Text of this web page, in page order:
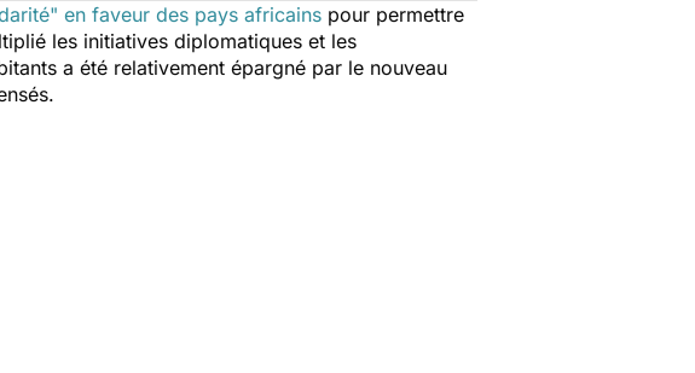
en faveur des pays africains pour permettre
les initiatives diplomatiques et les
a été relativement épargné par le nouveau